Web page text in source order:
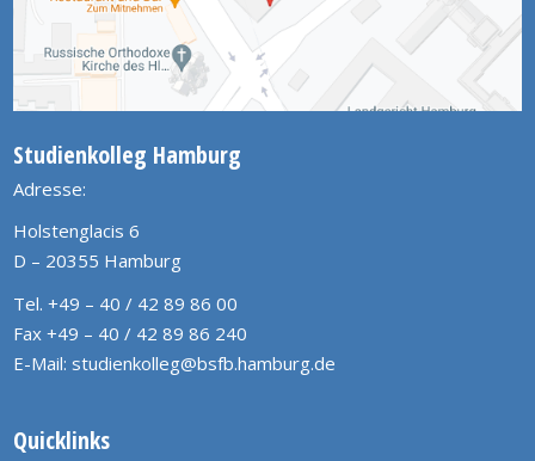
Studienkolleg Hamburg
Adresse:
Holstenglacis 6
D – 20355 Hamburg
Tel. +49 – 40 / 42 89 86 00
Fax +49 – 40 / 42 89 86 240
E-Mail: studienkolleg@bsfb.hamburg.de
Quicklinks